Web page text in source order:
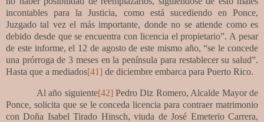
incontables para la Justicia, como está sucediendo en Ponce,
Juzgado tal vez el más importante, donde no se atiende como es
debido desde que se encuentra con licencia el propietario”. A pesar
de este informe, el 12 de agosto de este mismo año, “se le concede
una prórroga de 3 meses en la península para restablecer su salud”.
Hasta que a mediados[41] de diciembre embarca para Puerto Rico.
Al año siguiente[42] Pedro Diz Romero, Alcalde Mayor de
Ponce, solicita que se le conceda licencia para contraer matrimonio
con Doña Isabel Tirado Hinsch, viuda de José Emeterio Carrera,